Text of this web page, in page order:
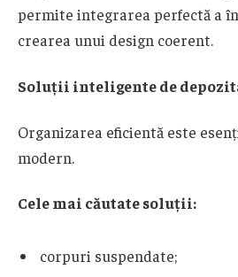
permite integrarea perfectă a
crearea unui design coerent.
Soluții inteligente de
Organizarea eficientă este
modern.
Cele mai căutate soluții:
corpuri suspendate;